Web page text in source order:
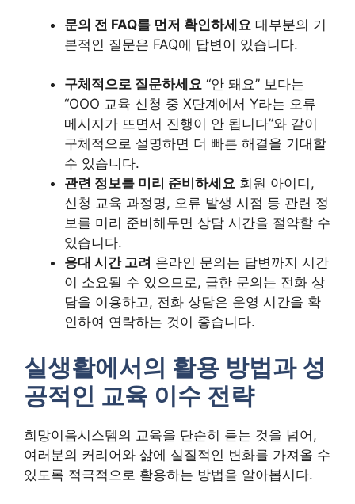
문의 전 FAQ를 먼저 확인하세요 대부분의 기
본적인 질문은 FAQ에 답변이 있습니다.
구체적으로 질문하세요 “안 돼요” 보다는
“OOO 교육 신청 중 X단계에서 Y라는 오류
메시지가 뜨면서 진행이 안 됩니다”와 같이
구체적으로 설명하면 더 빠른 해결을 기대할
수 있습니다.
관련 정보를 미리 준비하세요 회원 아이디,
신청 교육 과정명, 오류 발생 시점 등 관련 정
보를 미리 준비해두면 상담 시간을 절약할 수
있습니다.
응대 시간 고려 온라인 문의는 답변까지 시간
이 소요될 수 있으므로, 급한 문의는 전화 상
담을 이용하고, 전화 상담은 운영 시간을 확
인하여 연락하는 것이 좋습니다.
실생활에서의 활용 방법과 성
공적인 교육 이수 전략
희망이음시스템의 교육을 단순히 듣는 것을 넘어,
여러분의 커리어와 삶에 실질적인 변화를 가져올 수
있도록 적극적으로 활용하는 방법을 알아봅시다.